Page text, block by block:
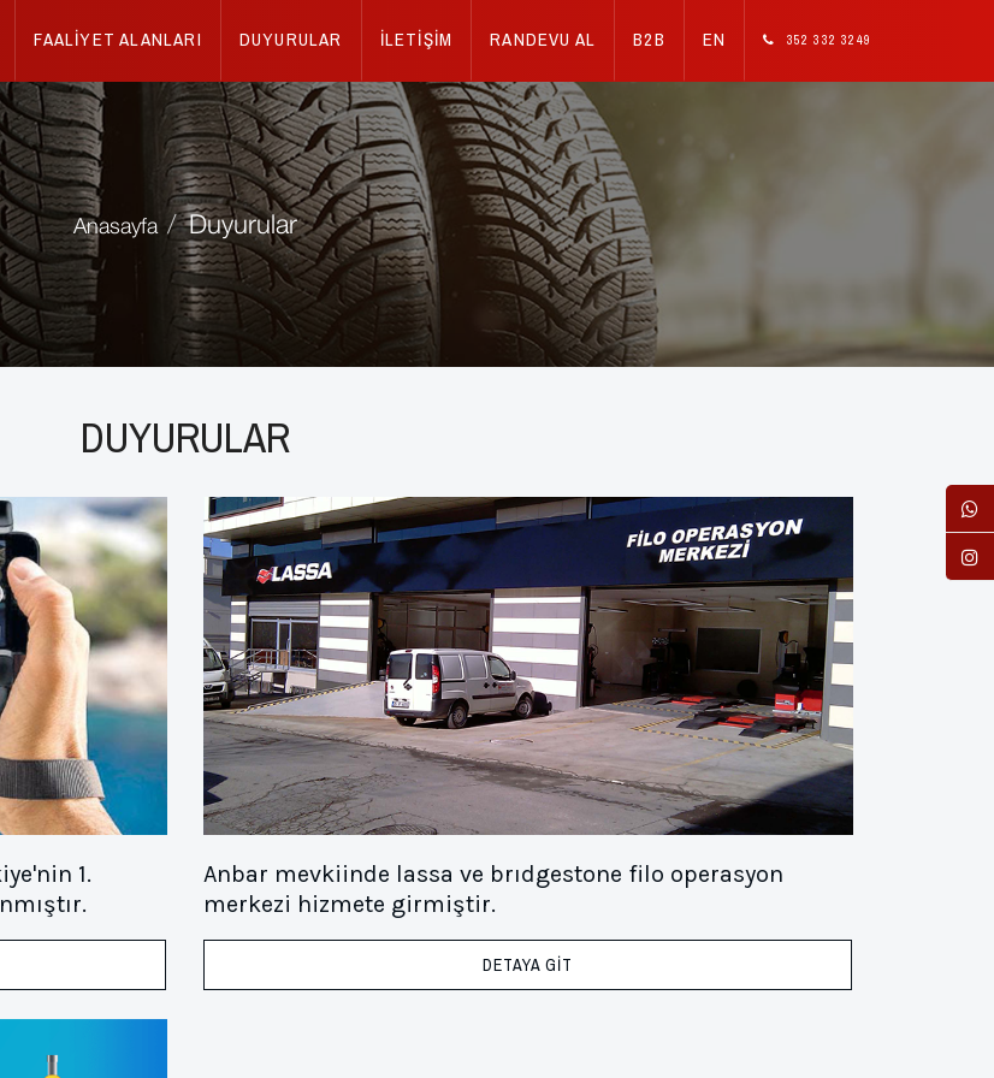
FAALİYET ALANLARI DUYURULAR İLETİŞİM RANDEVU AL B2B EN 352 332 3249
Anasayfa Duyurular
DUYURULAR
1.
Anbar mevkiinde lassa ve brıdgestone filo operasyon
merkezi hizmete girmiştir.
DETAYA GİT